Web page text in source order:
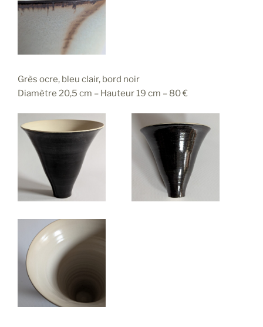
Grès ocre, bleu clair, bord noir
Diamètre 20,5 cm – Hauteur 19 cm – 80 €